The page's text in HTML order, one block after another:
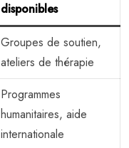
disponibles
Groupes de soutien,
ateliers de thérapie
Programmes
humanitaires, aide
internationale